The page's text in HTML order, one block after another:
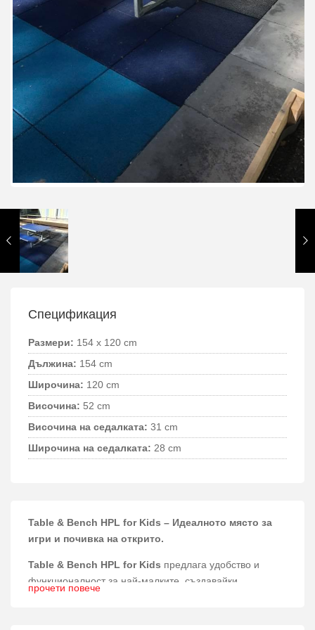
Спецификация
Размери: 154 x 120 cm
Дължина: 154 cm
Широчина: 120 cm
Височина: 52 cm
Височина на седалката: 31 cm
Широчина на седалката: 28 cm
Table & Bench HPL for Kids – Идеалното място за
игри и почивка на открито.
Table & Bench HPL for Kids предлага удобство и
функционалност за най-малките, създавайки
перфектна зона за забавления и отдих в детските
прочети повече